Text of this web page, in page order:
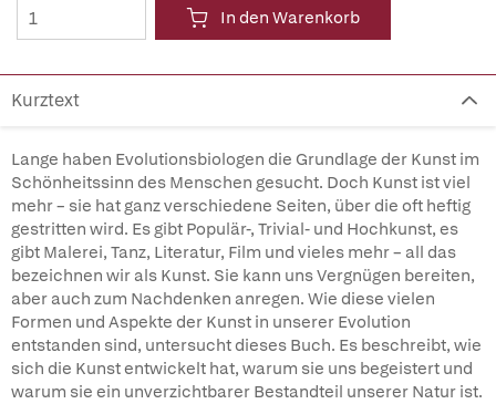
In den Warenkorb
Kurztext
Lange haben Evolutionsbiologen die Grundlage der Kunst im
Schönheitssinn des Menschen gesucht. Doch Kunst ist viel
mehr – sie hat ganz verschiedene Seiten, über die oft heftig
gestritten wird. Es gibt Populär-, Trivial- und Hochkunst, es
gibt Malerei, Tanz, Literatur, Film und vieles mehr – all das
bezeichnen wir als Kunst. Sie kann uns Vergnügen bereiten,
aber auch zum Nachdenken anregen. Wie diese vielen
Formen und Aspekte der Kunst in unserer Evolution
entstanden sind, untersucht dieses Buch. Es beschreibt, wie
sich die Kunst entwickelt hat, warum sie uns begeistert und
warum sie ein unverzichtbarer Bestandteil unserer Natur ist.